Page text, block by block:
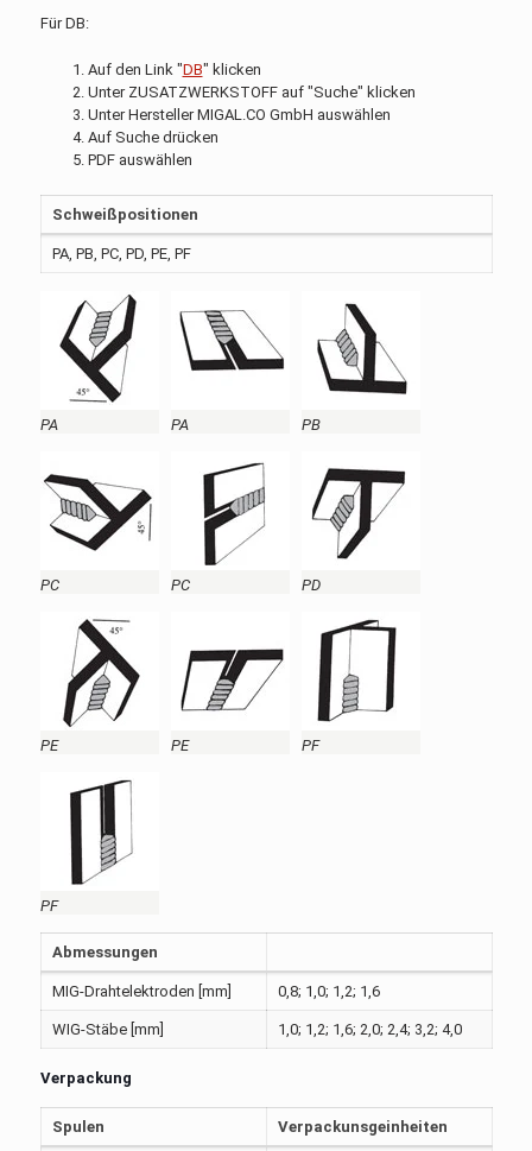
Für DB:
Auf den Link "DB" klicken
Unter ZUSATZWERKSTOFF auf "Suche" klicken
Unter Hersteller MIGAL.CO GmbH auswählen
Auf Suche drücken
PDF auswählen
Schweißpositionen
PA, PB, PC, PD, PE, PF
PA PA PB
PC PC PD
PE PE PF
PF
Abmessungen
MIG-Drahtelektroden [mm] 0,8; 1,0; 1,2; 1,6
WIG-Stäbe [mm] 1,0; 1,2; 1,6; 2,0; 2,4; 3,2; 4,0
Verpackung
Spulen Verpackunsgeinheiten